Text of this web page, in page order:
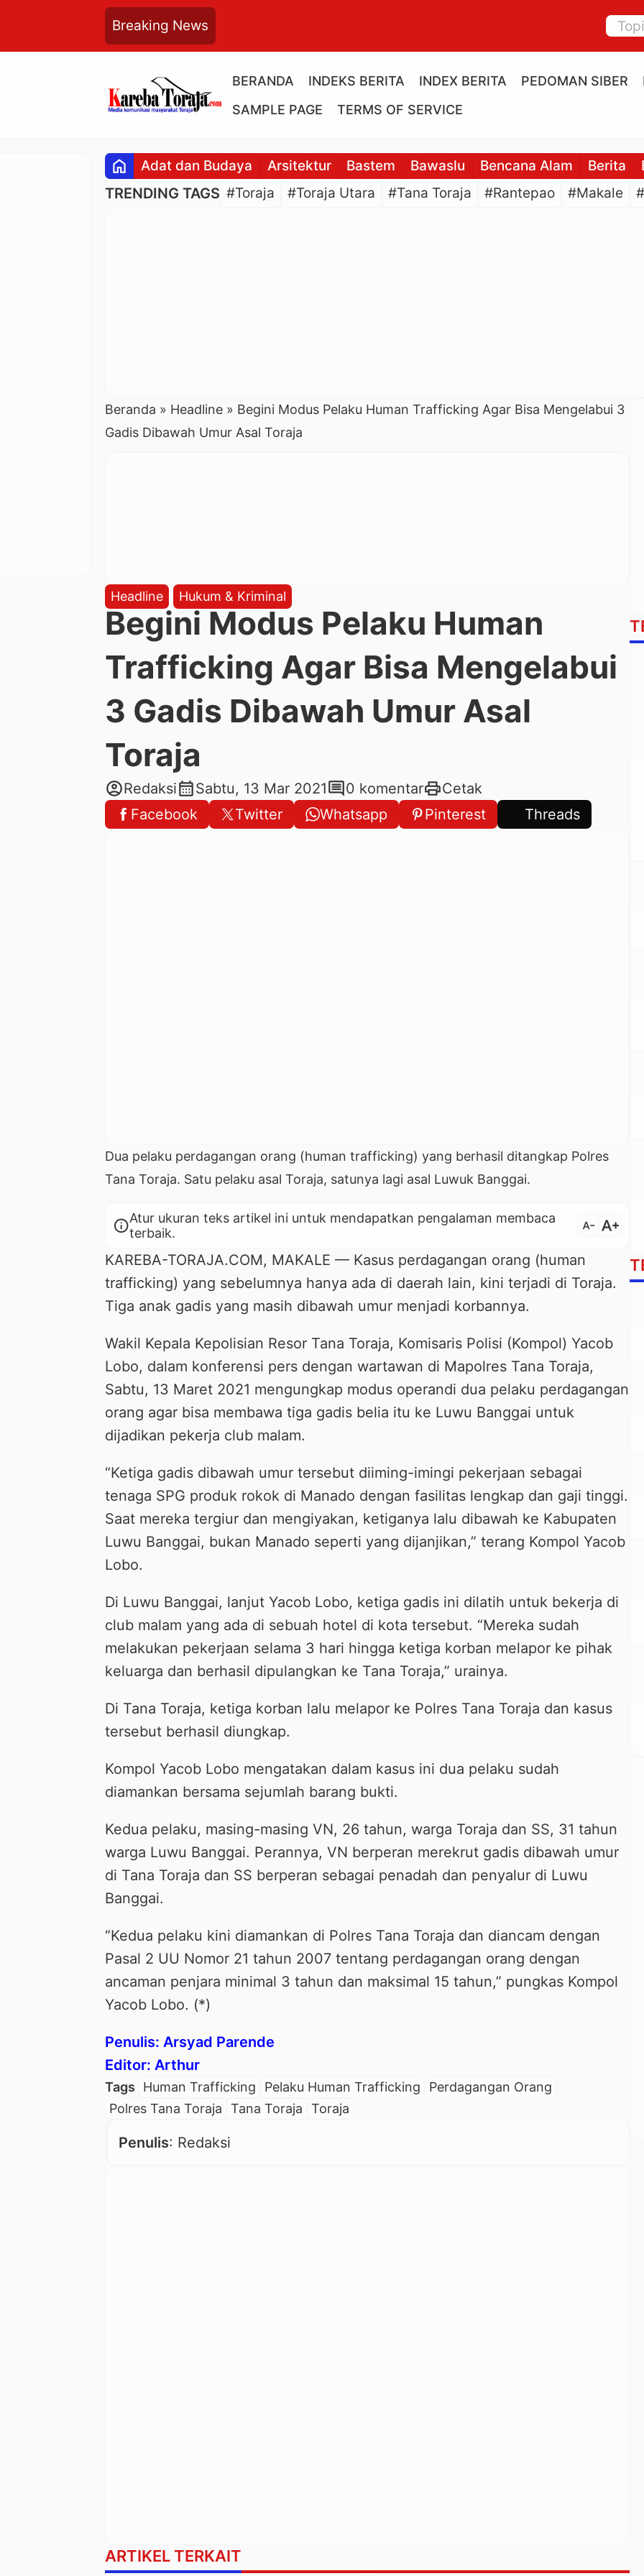
Breaking News
BERANDA INDEKS BERITA INDEX BERITA PEDOMAN SIBER
SAMPLE PAGE
TERMS OF SERVICE
home Adat dan Budaya Arsitektur Bastem Bawaslu Bencana Alam Berita
TRENDING TAGS #Toraja #Toraja Utara #Tana Toraja #Rantepao #Makale
Beranda » Headline » Begini Modus Pelaku Human Trafficking Agar Bisa Mengelabui 3
Gadis Dibawah Umur Asal Toraja
Headline Hukum & Kriminal
Begini Modus Pelaku Human
Trafficking Agar Bisa Mengelabui
3 Gadis Dibawah Umur Asal
Toraja
account_circleRedaksicalendar_monthSabtu, 13 Mar 2021comment0 komentarprintCetak
Facebook
Twitter Whatsapp Pinterest Threads
Dua pelaku perdagangan orang (human trafficking) yang berhasil ditangkap Polres
Tana Toraja. Satu pelaku asal Toraja, satunya lagi asal Luwuk Banggai.
infoAtur ukuran teks artikel ini untuk mendapatkan pengalaman membaca
terbaik.
text_decrease text_increase
KAREBA-TORAJA.COM, MAKALE — Kasus perdagangan orang (human
trafficking) yang sebelumnya hanya ada di daerah lain, kini terjadi di Toraja.
Tiga anak gadis yang masih dibawah umur menjadi korbannya.
Wakil Kepala Kepolisian Resor Tana Toraja, Komisaris Polisi (Kompol) Yacob
Lobo, dalam konferensi pers dengan wartawan di Mapolres Tana Toraja,
Sabtu, 13 Maret 2021 mengungkap modus operandi dua pelaku perdagangan
orang agar bisa membawa tiga gadis belia itu ke Luwu Banggai untuk
dijadikan pekerja club malam.
“Ketiga gadis dibawah umur tersebut diiming-imingi pekerjaan sebagai
tenaga SPG produk rokok di Manado dengan fasilitas lengkap dan gaji tinggi.
Saat mereka tergiur dan mengiyakan, ketiganya lalu dibawah ke Kabupaten
Luwu Banggai, bukan Manado seperti yang dijanjikan,” terang Kompol Yacob
Lobo.
Di Luwu Banggai, lanjut Yacob Lobo, ketiga gadis ini dilatih untuk bekerja di
club malam yang ada di sebuah hotel di kota tersebut. “Mereka sudah
melakukan pekerjaan selama 3 hari hingga ketiga korban melapor ke pihak
keluarga dan berhasil dipulangkan ke Tana Toraja,” urainya.
Di Tana Toraja, ketiga korban lalu melapor ke Polres Tana Toraja dan kasus
tersebut berhasil diungkap.
Kompol Yacob Lobo mengatakan dalam kasus ini dua pelaku sudah
diamankan bersama sejumlah barang bukti.
Kedua pelaku, masing-masing VN, 26 tahun, warga Toraja dan SS, 31 tahun
warga Luwu Banggai. Perannya, VN berperan merekrut gadis dibawah umur
di Tana Toraja dan SS berperan sebagai penadah dan penyalur di Luwu
Banggai.
“Kedua pelaku kini diamankan di Polres Tana Toraja dan diancam dengan
Pasal 2 UU Nomor 21 tahun 2007 tentang perdagangan orang dengan
ancaman penjara minimal 3 tahun dan maksimal 15 tahun,” pungkas Kompol
Yacob Lobo. (*)
Penulis: Arsyad Parende
Editor: Arthur
Tags Human Trafficking Pelaku Human Trafficking
Perdagangan Orang
Polres Tana Toraja
Tana Toraja Toraja
Penulis: Redaksi
ARTIKEL TERKAIT